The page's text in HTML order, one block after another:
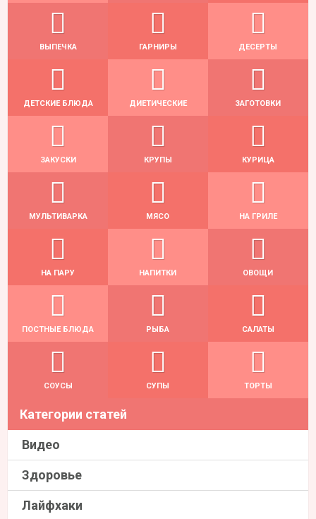
ВЫПЕЧКА ГАРНИРЫ ДЕСЕРТЫ
ДЕТСКИЕ БЛЮДА ДИЕТИЧЕСКИЕ ЗАГОТОВКИ
ЗАКУСКИ КРУПЫ КУРИЦА
МУЛЬТИВАРКА МЯСО НА ГРИЛЕ
НА ПАРУ НАПИТКИ ОВОЩИ
ПОСТНЫЕ БЛЮДА РЫБА САЛАТЫ
СОУСЫ СУПЫ ТОРТЫ
Категории статей
Видео
Здоровье
Лайфхаки